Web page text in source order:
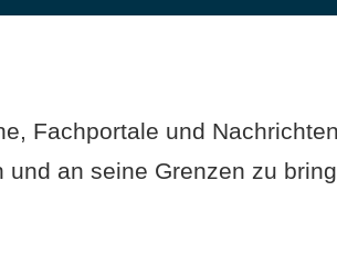
Fachportale und
an seine Grenzen zu